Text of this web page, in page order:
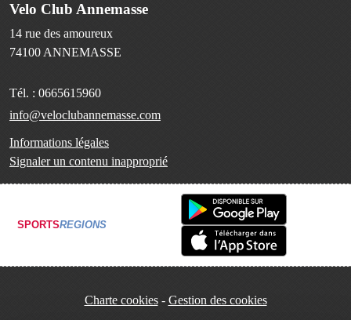
Velo Club Annemasse
14 rue des amoureux
74100 ANNEMASSE
Tél. : 0665615960
info@veloclubannemasse.com
Informations légales
Signaler un contenu inapproprié
SPORTSREGIONS
Charte cookies Gestion des cookies